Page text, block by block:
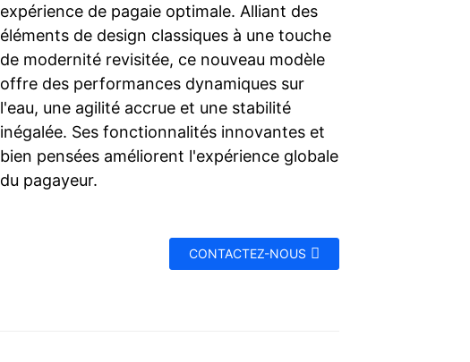
expérience de pagaie optimale. Alliant des
éléments de design classiques à une touche
de modernité revisitée, ce nouveau modèle
offre des performances dynamiques sur
l'eau, une agilité accrue et une stabilité
inégalée. Ses fonctionnalités innovantes et
bien pensées améliorent l'expérience globale
du pagayeur.
CONTACTEZ-NOUS